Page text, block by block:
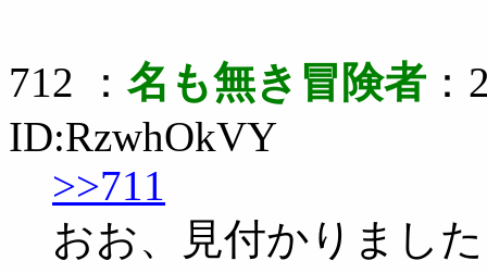
712 ： 名も無き冒険者
ID:RzwhOkVY
>>711
おお、見付かりまし